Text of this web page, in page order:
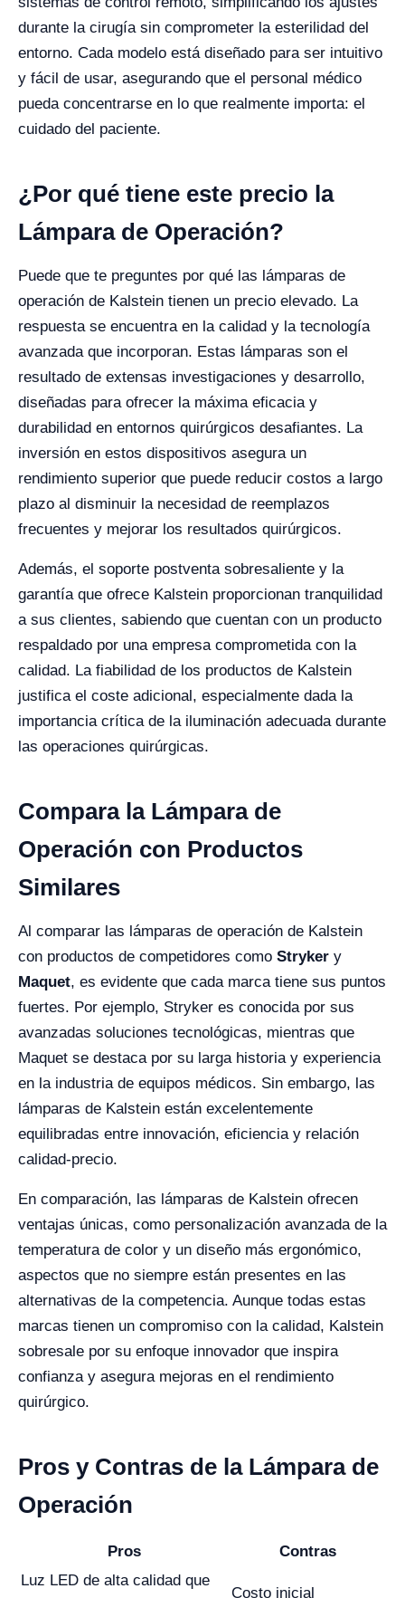
durante la cirugía sin comprometer la esterilidad del
entorno. Cada modelo está diseñado para ser intuitivo
y fácil de usar, asegurando que el personal médico
pueda concentrarse en lo que realmente importa: el
cuidado del paciente.
¿Por qué tiene este precio la
Lámpara de Operación?
Puede que te preguntes por qué las lámparas de
operación de Kalstein tienen un precio elevado. La
respuesta se encuentra en la calidad y la tecnología
avanzada que incorporan. Estas lámparas son el
resultado de extensas investigaciones y desarrollo,
diseñadas para ofrecer la máxima eficacia y
durabilidad en entornos quirúrgicos desafiantes. La
inversión en estos dispositivos asegura un
rendimiento superior que puede reducir costos a largo
plazo al disminuir la necesidad de reemplazos
frecuentes y mejorar los resultados quirúrgicos.
Además, el soporte postventa sobresaliente y la
garantía que ofrece Kalstein proporcionan tranquilidad
a sus clientes, sabiendo que cuentan con un producto
respaldado por una empresa comprometida con la
calidad. La fiabilidad de los productos de Kalstein
justifica el coste adicional, especialmente dada la
importancia crítica de la iluminación adecuada durante
las operaciones quirúrgicas.
Compara la Lámpara de
Operación con Productos
Similares
Al comparar las lámparas de operación de Kalstein
con productos de competidores como Stryker y
Maquet, es evidente que cada marca tiene sus puntos
fuertes. Por ejemplo, Stryker es conocida por sus
avanzadas soluciones tecnológicas, mientras que
Maquet se destaca por su larga historia y experiencia
en la industria de equipos médicos. Sin embargo, las
lámparas de Kalstein están excelentemente
equilibradas entre innovación, eficiencia y relación
calidad-precio.
En comparación, las lámparas de Kalstein ofrecen
ventajas únicas, como personalización avanzada de la
temperatura de color y un diseño más ergonómico,
aspectos que no siempre están presentes en las
alternativas de la competencia. Aunque todas estas
marcas tienen un compromiso con la calidad, Kalstein
sobresale por su enfoque innovador que inspira
confianza y asegura mejoras en el rendimiento
quirúrgico.
Pros y Contras de la Lámpara de
Operación
Pros
Contras
Luz LED de alta calidad que
Costo inicial